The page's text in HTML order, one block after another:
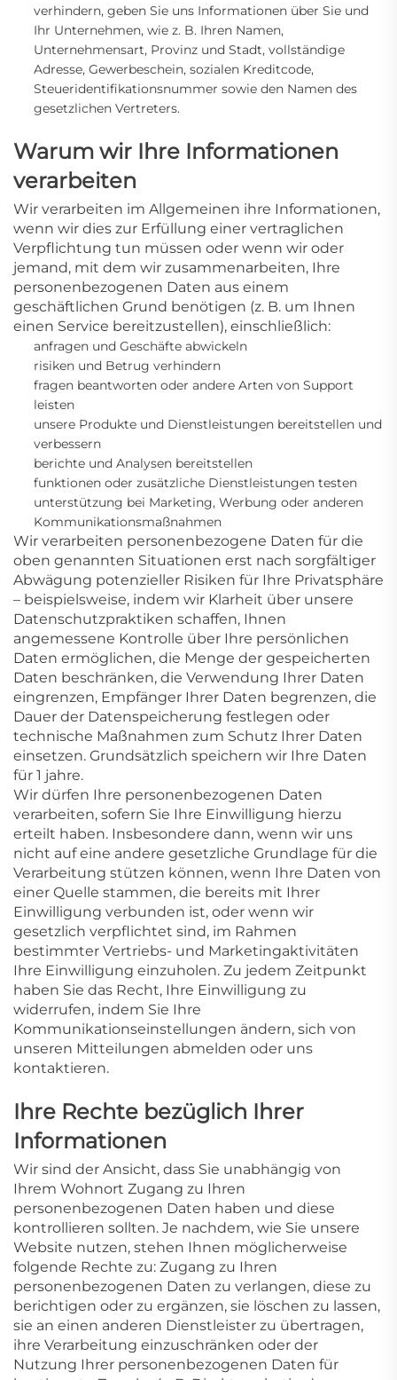
verhindern, geben Sie uns Informationen über Sie und
Ihr Unternehmen, wie z. B. Ihren Namen,
Unternehmensart, Provinz und Stadt, vollständige
Adresse, Gewerbeschein, sozialen Kreditcode,
Steueridentifikationsnummer sowie den Namen des
gesetzlichen Vertreters.
Warum wir Ihre Informationen
verarbeiten
Wir verarbeiten im Allgemeinen ihre Informationen,
wenn wir dies zur Erfüllung einer vertraglichen
Verpflichtung tun müssen oder wenn wir oder
jemand, mit dem wir zusammenarbeiten, Ihre
personenbezogenen Daten aus einem
geschäftlichen Grund benötigen (z. B. um Ihnen
einen Service bereitzustellen), einschließlich:
anfragen und Geschäfte abwickeln
risiken und Betrug verhindern
fragen beantworten oder andere Arten von Support
leisten
unsere Produkte und Dienstleistungen bereitstellen und
verbessern
berichte und Analysen bereitstellen
funktionen oder zusätzliche Dienstleistungen testen
unterstützung bei Marketing, Werbung oder anderen
Kommunikationsmaßnahmen
Wir verarbeiten personenbezogene Daten für die
oben genannten Situationen erst nach sorgfältiger
Abwägung potenzieller Risiken für Ihre Privatsphäre
– beispielsweise, indem wir Klarheit über unsere
Datenschutzpraktiken schaffen, Ihnen
angemessene Kontrolle über Ihre persönlichen
Daten ermöglichen, die Menge der gespeicherten
Daten beschränken, die Verwendung Ihrer Daten
eingrenzen, Empfänger Ihrer Daten begrenzen, die
Dauer der Datenspeicherung festlegen oder
technische Maßnahmen zum Schutz Ihrer Daten
einsetzen. Grundsätzlich speichern wir Ihre Daten
für 1 jahre.
Wir dürfen Ihre personenbezogenen Daten
verarbeiten, sofern Sie Ihre Einwilligung hierzu
erteilt haben. Insbesondere dann, wenn wir uns
nicht auf eine andere gesetzliche Grundlage für die
Verarbeitung stützen können, wenn Ihre Daten von
einer Quelle stammen, die bereits mit Ihrer
Einwilligung verbunden ist, oder wenn wir
gesetzlich verpflichtet sind, im Rahmen
bestimmter Vertriebs- und Marketingaktivitäten
Ihre Einwilligung einzuholen. Zu jedem Zeitpunkt
haben Sie das Recht, Ihre Einwilligung zu
widerrufen, indem Sie Ihre
Kommunikationseinstellungen ändern, sich von
unseren Mitteilungen abmelden oder uns
kontaktieren.
Ihre Rechte bezüglich Ihrer
Informationen
Wir sind der Ansicht, dass Sie unabhängig von
Ihrem Wohnort Zugang zu Ihren
personenbezogenen Daten haben und diese
kontrollieren sollten. Je nachdem, wie Sie unsere
Website nutzen, stehen Ihnen möglicherweise
folgende Rechte zu: Zugang zu Ihren
personenbezogenen Daten zu verlangen, diese zu
berichtigen oder zu ergänzen, sie löschen zu lassen,
sie an einen anderen Dienstleister zu übertragen,
ihre Verarbeitung einzuschränken oder der
Nutzung Ihrer personenbezogenen Daten für